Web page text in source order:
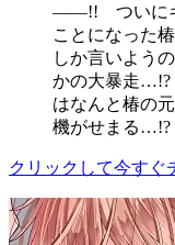
――!! ついにキ
ことになった
しか言いよう
かの大暴走
はなんと椿の
機がせまる…!?
クリックして今すぐ